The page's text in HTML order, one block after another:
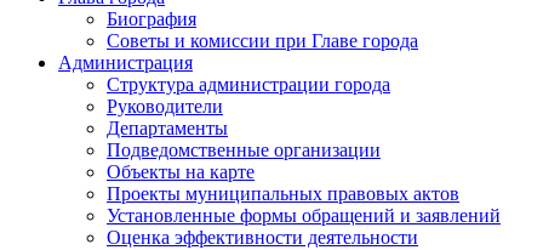
Биография
Советы и комиссии при Главе города
Администрация
Структура администрации города
Руководители
Департаменты
Подведомственные организации
Объекты на карте
Проекты муниципальных правовых актов
Установленные формы обращений и заявлений
Оценка эффективности деятельности